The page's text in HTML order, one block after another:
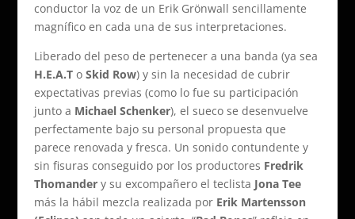
conductor la voz de un Erik Grönwall sencillamente
magnífico en cada una de sus interpretaciones.
Liberado del peso de pertenecer a una banda (ya sea
H.E.A.To Skid Row) y sin la necesidad de cubrir
expectativas previas (como lo fue su participación
junto a Michael Schenker), el sueco se desenvuelve
perfectamente bajo su personal propuesta que
parece renovada y fresca. Un sonido contundente y
sin fisuras conseguido por los productores Fredrik
Thomandery su excompañero el teclista Jona Tee
más la hábil mezcla realizada por Erik Martensson